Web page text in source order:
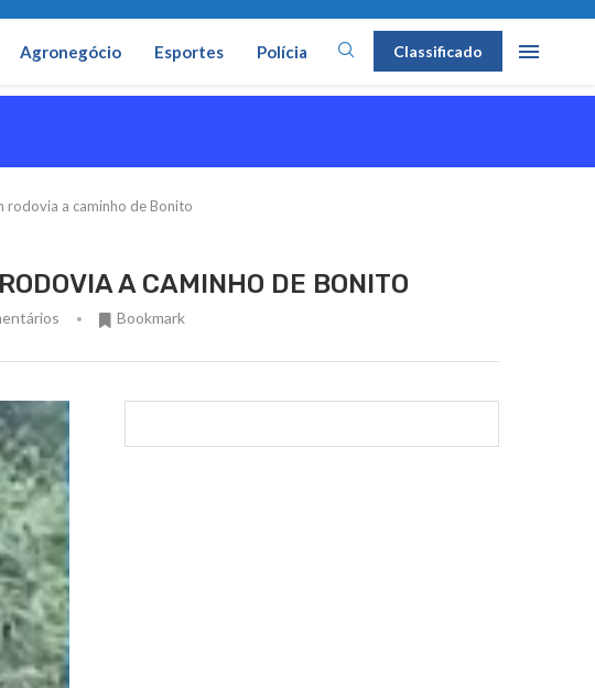
Agronegócio Esportes Polícia Classificado
a caminho de Bonito
A CAMINHO DE BONITO
Bookmark